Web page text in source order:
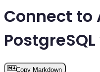
Connect to
Copy Markdown